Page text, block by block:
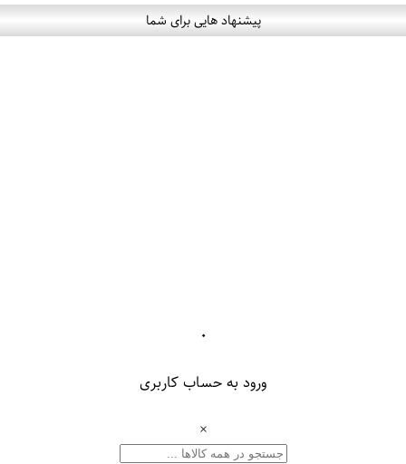
پیشنهاد هایی برای شما
۰
ورود به حساب کاربری
×